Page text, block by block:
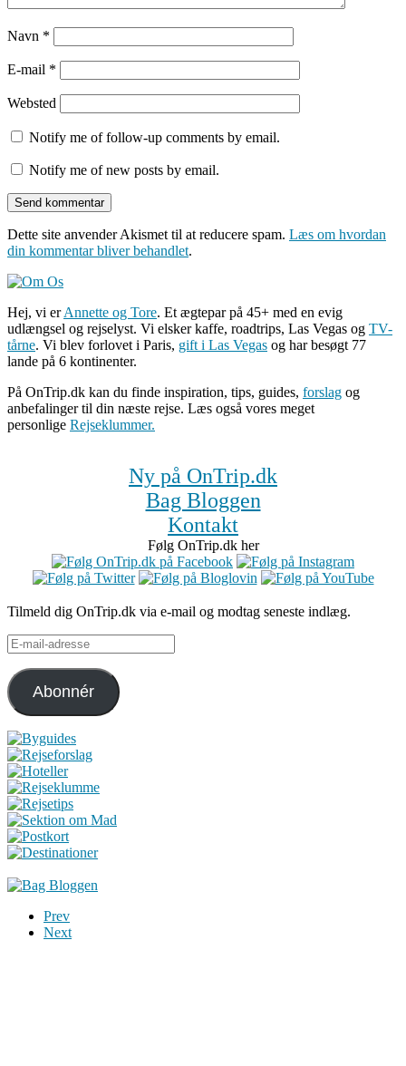
Navn *
E-mail *
Websted
Notify me of follow-up comments by email.
Notify me of new posts by email.
Dette site anvender Akismet til at reducere spam. Læs om hvordan
din kommentar bliver behandlet.
Hej, vi erAnnette og Tore. Et ægtepar på 45+ med en evig
udlængsel og rejselyst. Vi elsker kaffe, roadtrips, Las Vegas og TV-
tårne. Vi blev forlovet i Paris, gift i Las Vegas og har besøgt 77
lande på 6 kontinenter.
På OnTrip.dk kan du finde inspiration, tips, guides, forslag og
anbefalinger til din næste rejse. Læs også vores meget
personlige Rejseklummer.
Ny på OnTrip.dk
Bag Bloggen
Kontakt
Følg OnTrip.dk her
Tilmeld dig OnTrip.dk via e-mail og modtag seneste indlæg.
E-
mail-
adresse
Abonnér
Prev
Next